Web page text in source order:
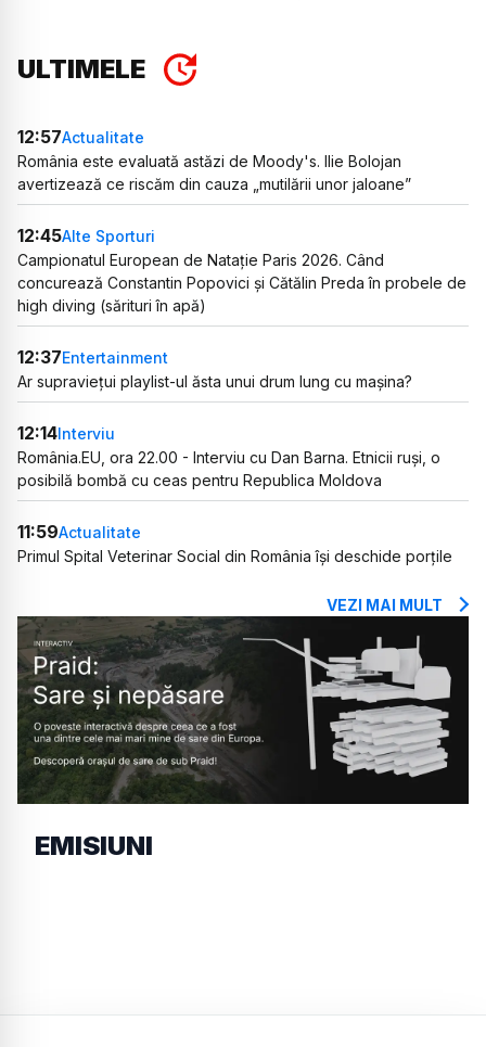
ULTIMELE
12:57Actualitate
România este evaluată astăzi de Moody's. Ilie Bolojan
avertizează ce riscăm din cauza „mutilării unor jaloane”
12:45Alte Sporturi
Campionatul European de Natație Paris 2026. Când
concurează Constantin Popovici și Cătălin Preda în probele de
high diving (sărituri în apă)
12:37Entertainment
Ar supraviețui playlist-ul ăsta unui drum lung cu mașina?
12:14Interviu
România.EU, ora 22.00 - Interviu cu Dan Barna. Etnicii ruși, o
posibilă bombă cu ceas pentru Republica Moldova
11:59Actualitate
Primul Spital Veterinar Social din România își deschide porțile
VEZI MAI MULT
EMISIUNI